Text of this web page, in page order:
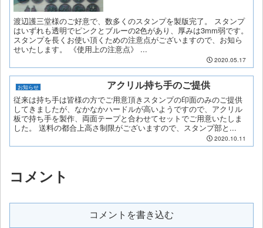
渡辺護三堂様のご好意で、数多くのスタンプを製版完了。 スタンプ
はいずれも透明でピンクとブルーの2色があり、厚みは3mm弱です。
スタンプを長くお使い頂くための注意点がございますので、お知ら
せいたします。 《使用上の注意点》 ...
2020.05.17
お知らせ アクリル持ち手のご提供
従来は持ち手は皆様の方でご用意頂きスタンプの印面のみのご提供
してきましたが、なかなかハードルが高いようですので、アクリル
板で持ち手を製作、両面テープと合わせてセットでご用意いたしま
した。 送料の都合上高さ制限がございますので、スタンプ部と...
2020.10.11
コメント
コメントを書き込む